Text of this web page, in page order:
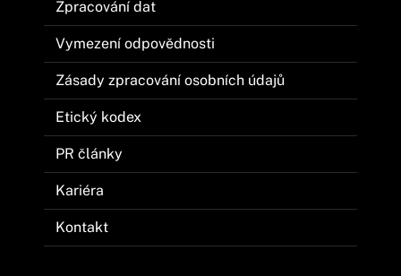
Zpracování dat
Vymezení odpovědnosti
Zásady zpracování osobních údajů
Etický kodex
PR články
Kariéra
Kontakt